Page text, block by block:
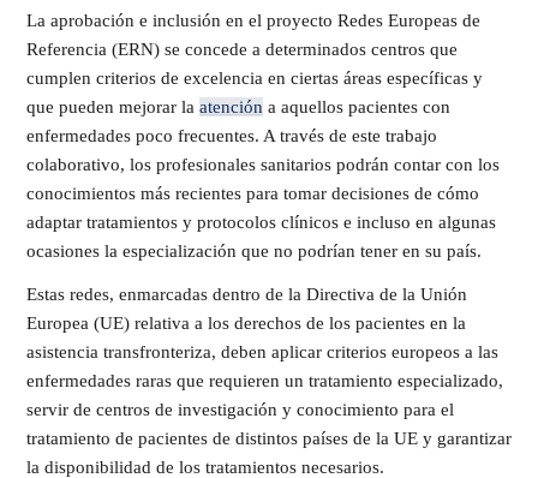
La aprobación e inclusión en el proyecto Redes Europeas de
Referencia (ERN) se concede a determinados centros que
cumplen criterios de excelencia en ciertas áreas específicas y
que pueden mejorar la atención a aquellos pacientes con
enfermedades poco frecuentes. A través de este trabajo
colaborativo, los profesionales sanitarios podrán contar con los
conocimientos más recientes para tomar decisiones de cómo
adaptar tratamientos y protocolos clínicos e incluso en algunas
ocasiones la especialización que no podrían tener en su país.
Estas redes, enmarcadas dentro de la Directiva de la Unión
Europea (UE) relativa a los derechos de los pacientes en la
asistencia transfronteriza, deben aplicar criterios europeos a las
enfermedades raras que requieren un tratamiento especializado,
servir de centros de investigación y conocimiento para el
tratamiento de pacientes de distintos países de la UE y garantizar
la disponibilidad de los tratamientos necesarios.